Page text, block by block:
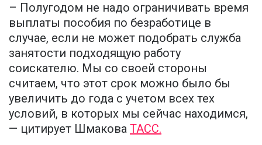
– Полугодом не надо ограничивать время
выплаты пособия по безработице в
случае, если не может подобрать служба
занятости подходящую работу
соискателю. Мы со своей стороны
считаем, что этот срок можно было бы
увеличить до года с учетом всех тех
условий, в которых мы сейчас находимся,
— цитирует Шмакова ТАСС.